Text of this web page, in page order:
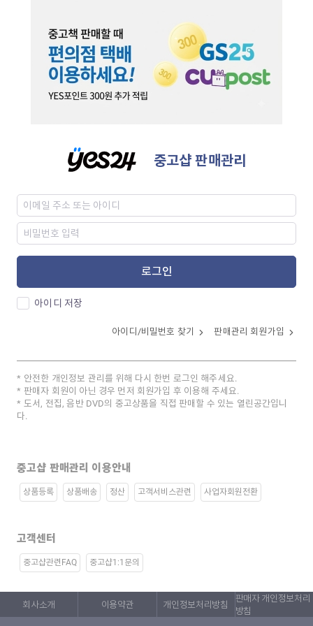
중고샵 판매관리
로그인
아이디 저장
아이디/비밀번호 찾기 판매관리 회원가입
안전한 개인정보 관리를 위해 다시 한번 로그인 해주세요.
판매자 회원이 아닌 경우 먼저 회원가입 후 이용해 주세요.
도서, 전집, 음반 DVD의 중고상품을 직접 판매할 수 있는 열린공간입니
다.
중고샵 판매관리 이용안내
상품등록 상품배송 정산 고객서비스관련 사업자회원전환
고객센터
중고샵관련FAQ 중고샵1:1문의
회사소개 이용약관 개인정보처리방침
판매자 개인정보처리
방침